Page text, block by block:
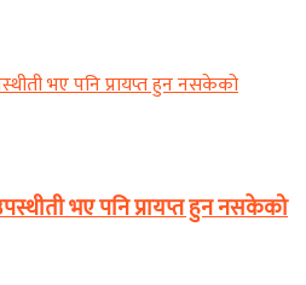
भए पनि प्रायप्त हुन नसकेको